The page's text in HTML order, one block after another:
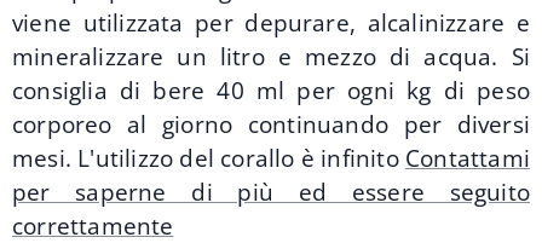
viene utilizzata per depurare, alcalinizzare e
mineralizzare un litro e mezzo di acqua. Si
consiglia di bere 40 ml per ogni kg di peso
corporeo al giorno continuando per diversi
mesi. L'utilizzo del corallo è infinito Contattami
per saperne di più ed essere seguito
correttamente